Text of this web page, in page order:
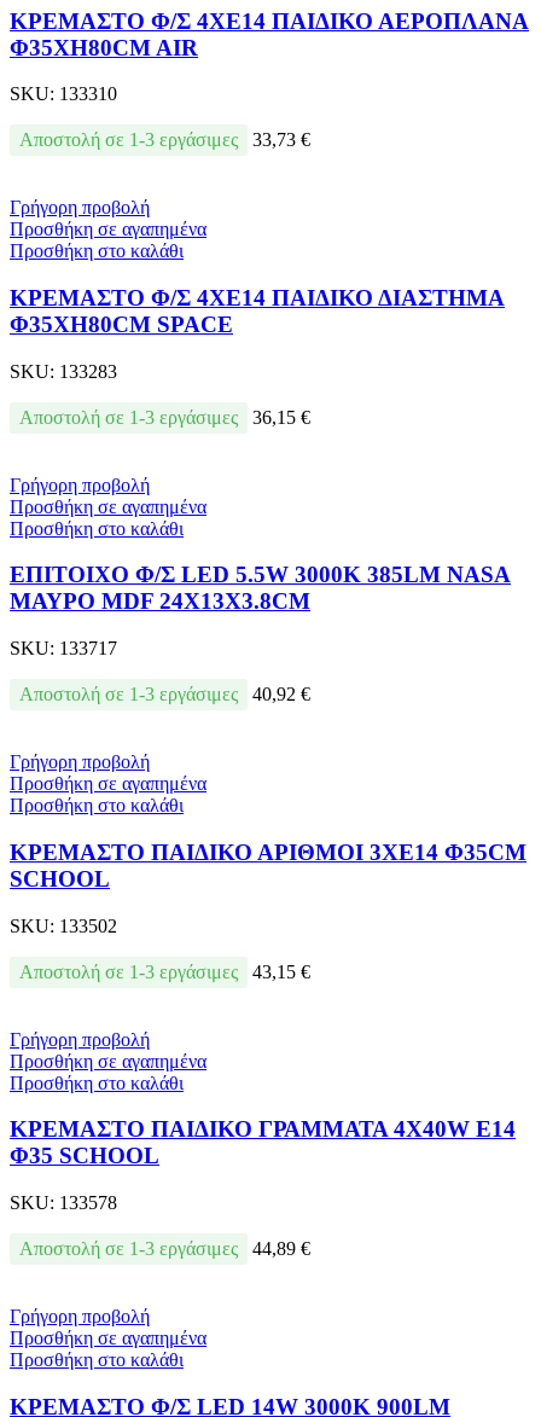
ΚΡΕΜΑΣΤΟ Φ/Σ 4ΧΕ14 ΠΑΙΔΙΚΟ ΑΕΡΟΠΛΑΝΑ
Φ35ΧΗ80CM AIR
SKU: 133310
Αποστολή σε 1-3 εργάσιμες 33,73 €
Γρήγορη προβολή
Προσθήκη σε αγαπημένα
Προσθήκη στο καλάθι
ΚΡΕΜΑΣΤΟ Φ/Σ 4ΧΕ14 ΠΑΙΔΙΚΟ ΔΙΑΣΤΗΜΑ
Φ35ΧΗ80CM SPACE
SKU: 133283
Αποστολή σε 1-3 εργάσιμες 36,15 €
Γρήγορη προβολή
Προσθήκη σε αγαπημένα
Προσθήκη στο καλάθι
ΕΠΙΤΟΙΧΟ Φ/Σ LED 5.5W 3000K 385LM NASA
ΜΑΥΡΟ MDF 24X13X3.8CM
SKU: 133717
Αποστολή σε 1-3 εργάσιμες 40,92 €
Γρήγορη προβολή
Προσθήκη σε αγαπημένα
Προσθήκη στο καλάθι
ΚΡΕΜΑΣΤΟ ΠΑΙΔΙΚΟ ΑΡΙΘΜΟΙ 3ΧE14 Φ35CM
SCHOOL
SKU: 133502
Αποστολή σε 1-3 εργάσιμες 43,15 €
Γρήγορη προβολή
Προσθήκη σε αγαπημένα
Προσθήκη στο καλάθι
ΚΡΕΜΑΣΤΟ ΠΑΙΔΙΚΟ ΓΡΑΜΜΑΤΑ 4X40W E14
Φ35 SCHOOL
SKU: 133578
Αποστολή σε 1-3 εργάσιμες 44,89 €
Γρήγορη προβολή
Προσθήκη σε αγαπημένα
Προσθήκη στο καλάθι
ΚΡΕΜΑΣΤΟ Φ/Σ LED 14W 3000K 900LM